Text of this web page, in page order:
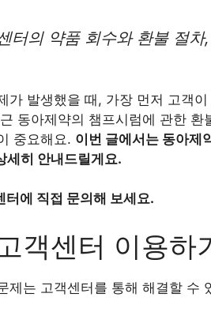
터의 약품 회수와 환불 절
가 발생했을 때, 가장 먼저 고객
동아제약의 챔프시럼에 관한
중요해요. 이번 글에서는 동아제
세히 안내드릴게요.
에 직접 문의해 보세요.
객센터 이용하
제는 고객센터를 통해 해결할 수